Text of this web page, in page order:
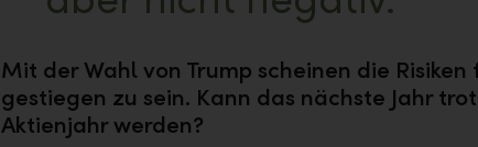
Mit der Wahl von Trump scheinen die Risiken
gestiegen zu sein. Kann das nächste Jahr
Aktienjahr werden?